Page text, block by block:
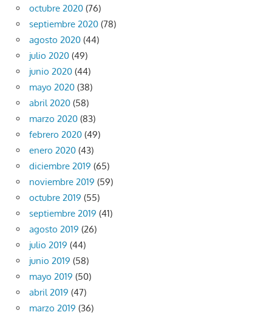
octubre 2020 (76)
septiembre 2020 (78)
agosto 2020 (44)
julio 2020 (49)
junio 2020 (44)
mayo 2020 (38)
abril 2020 (58)
marzo 2020 (83)
febrero 2020 (49)
enero 2020 (43)
diciembre 2019 (65)
noviembre 2019 (59)
octubre 2019 (55)
septiembre 2019 (41)
agosto 2019 (26)
julio 2019 (44)
junio 2019 (58)
mayo 2019 (50)
abril 2019 (47)
marzo 2019 (36)